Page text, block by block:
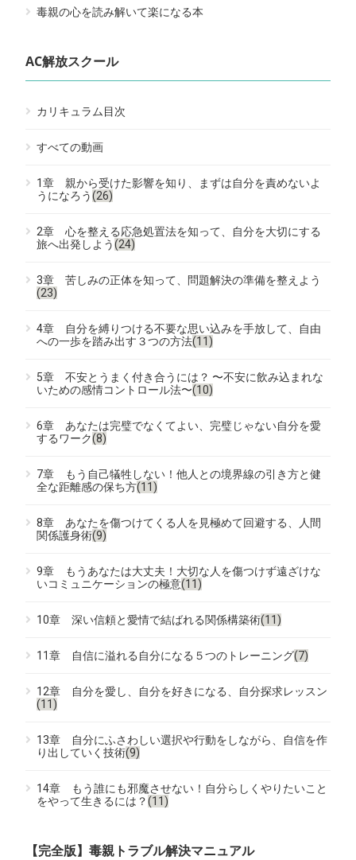
毒親の心を読み解いて楽になる本
AC解放スクール
カリキュラム目次
すべての動画
1章 親から受けた影響を知り、まずは自分を責めないよ
うになろう(26)
2章 心を整える応急処置法を知って、自分を大切にする
旅へ出発しよう(24)
3章 苦しみの正体を知って、問題解決の準備を整えよう
(23)
4章 自分を縛りつける不要な思い込みを手放して、自由
への一歩を踏み出す３つの方法(11)
5章 不安とうまく付き合うには？ 〜不安に飲み込まれな
いための感情コントロール法〜(10)
6章 あなたは完璧でなくてよい、完璧じゃない自分を愛
するワーク(8)
7章 もう自己犠牲しない！他人との境界線の引き方と健
全な距離感の保ち方(11)
8章 あなたを傷つけてくる人を見極めて回避する、人間
関係護身術(9)
9章 もうあなたは大丈夫！大切な人を傷つけず遠ざけな
いコミュニケーションの極意(11)
10章 深い信頼と愛情で結ばれる関係構築術(11)
11章 自信に溢れる自分になる５つのトレーニング(7)
12章 自分を愛し、自分を好きになる、自分探求レッスン
(11)
13章 自分にふさわしい選択や行動をしながら、自信を作
り出していく技術(9)
14章 もう誰にも邪魔させない！自分らしくやりたいこと
をやって生きるには？(11)
【完全版】毒親トラブル解決マニュアル